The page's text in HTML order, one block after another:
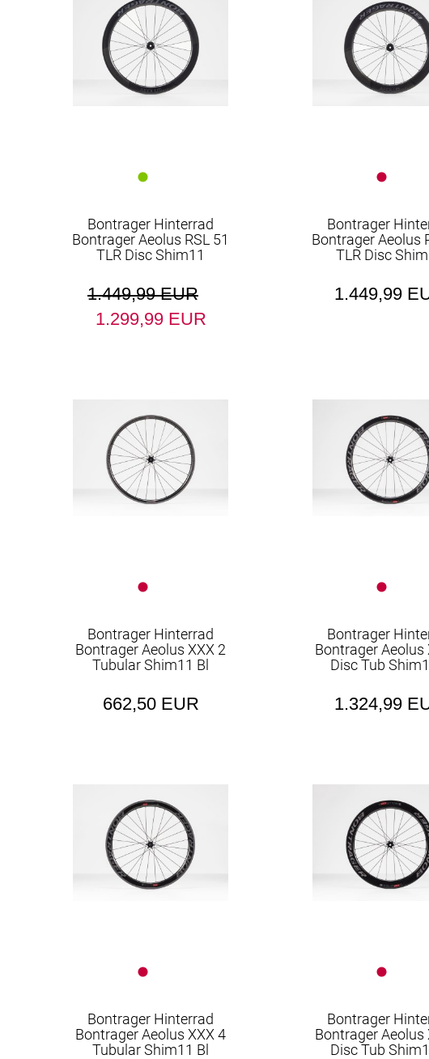
Bontrager Hinterrad
Bontrager Aeolus RSL 51
TLR Disc Shim11
1.449,99 EUR
1.299,99 EUR
Bontrager
Bontrager Aeolus
TLR Disc
1.449,99
Bontrager Hinterrad
Bontrager Aeolus XXX 2
Tubular Shim11 Bl
662,50 EUR
Bontrager
Bontrager Aeolus
Disc Tub
1.324,99
Bontrager Hinterrad
Bontrager Aeolus XXX 4
Tubular Shim11 Bl
Bontrager
Bontrager Aeolus
Disc Tub